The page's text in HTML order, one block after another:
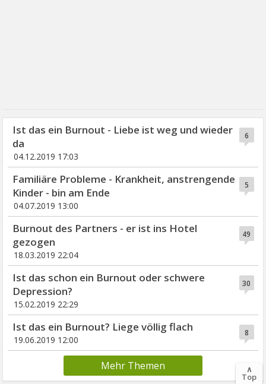
6
Ist das ein Burnout - Liebe ist weg und wieder
da
04.12.2019 17:03
5
Familiäre Probleme - Krankheit, anstrengende
Kinder - bin am Ende
04.07.2019 13:00
49
Burnout des Partners - er ist ins Hotel
gezogen
18.03.2019 22:04
30
Ist das schon ein Burnout oder schwere
Depression?
15.02.2019 22:29
8
Ist das ein Burnout? Liege völlig flach
19.06.2019 12:00
Mehr Themen ∧
Top